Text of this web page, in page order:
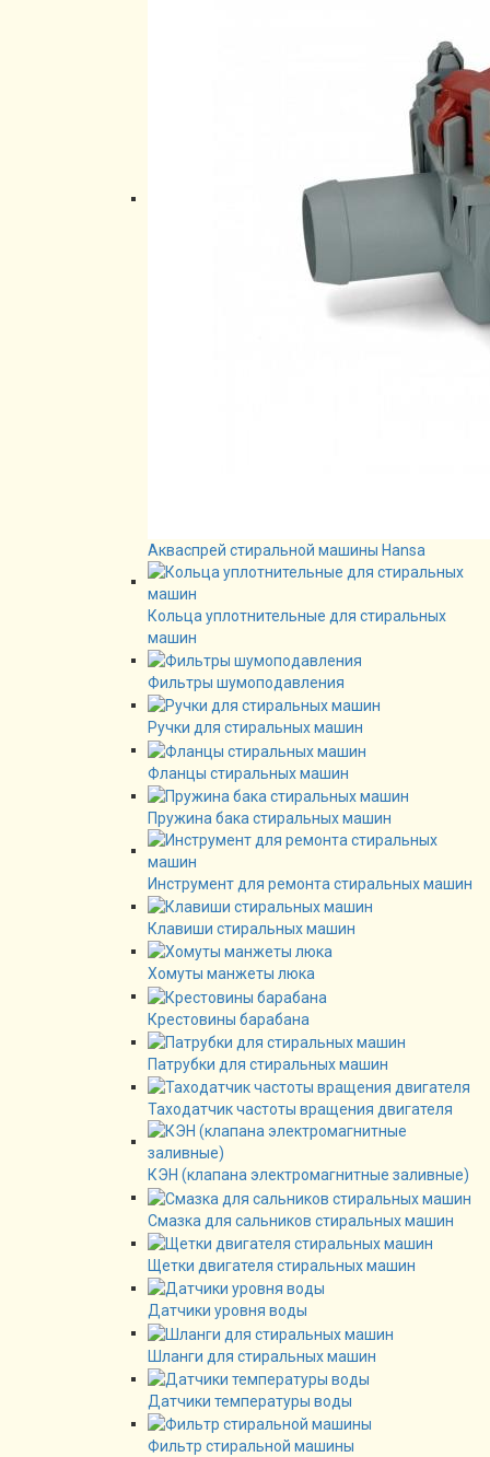
Акваспрей стиральной машины Hansa
Кольца уплотнительные для стиральных
машин
Фильтры шумоподавления
Ручки для стиральных машин
Фланцы стиральных машин
Пружина бака стиральных машин
Инструмент для ремонта стиральных машин
Клавиши стиральных машин
Хомуты манжеты люка
Крестовины барабана
Патрубки для стиральных машин
Таходатчик частоты вращения двигателя
КЭН (клапана электромагнитные заливные)
Смазка для сальников стиральных машин
Щетки двигателя стиральных машин
Датчики уровня воды
Шланги для стиральных машин
Датчики температуры воды
Фильтр стиральной машины